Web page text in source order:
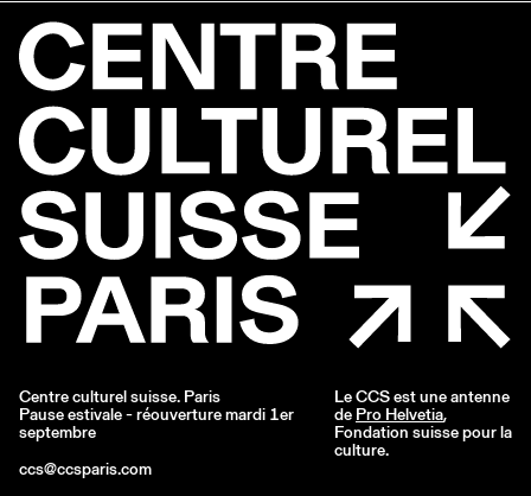
Centre culturel suisse. Paris
Pause estivale - réouverture mardi 1er
septembre
ccs@ccsparis.com
Le CCS est une antenne
de Pro Helvetia,
Fondation suisse pour la
culture.